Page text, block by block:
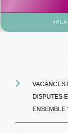
VACANCES
DISPUTES
ENSEMBLE